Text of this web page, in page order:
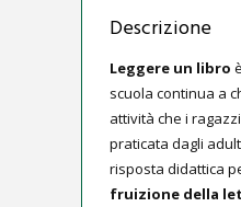
Descrizione
Leggere un libro
scuola continua a
attività che i
praticata dagli
risposta didattica
fruizione della